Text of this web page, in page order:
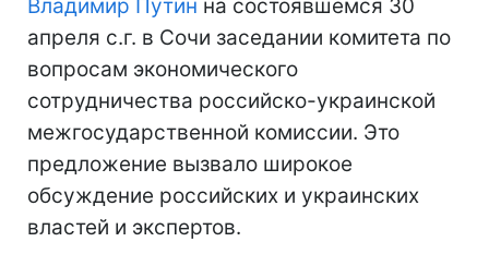
Владимир Путин на состоявшемся 30
апреля с.г. в Сочи заседании комитета по
вопросам экономического
сотрудничества российско-украинской
межгосударственной комиссии. Это
предложение вызвало широкое
обсуждение российских и украинских
властей и экспертов.